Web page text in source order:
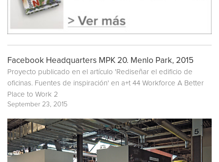
Facebook Headquarters MPK 20. Menlo Park, 2015
Proyecto publicado en el artículo 'Rediseñar el edificio de
oficinas. Fuentes de inspiración' en a+t 44 Workforce A Better
Place to Work 2
September 23, 2015